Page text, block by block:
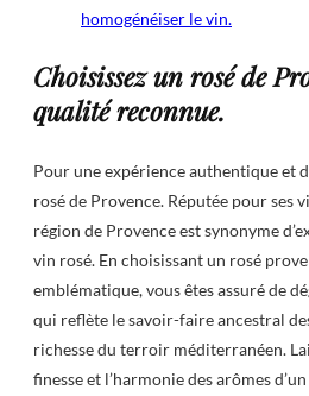
homogénéiser le vin.
Choisissez un rosé de
qualité reconnue.
Pour une expérience authentique et
rosé de Provence. Réputée pour ses
région de Provence est synonyme
vin rosé. En choisissant un rosé
emblématique, vous êtes assuré de
qui reflète le savoir-faire ancestral
richesse du terroir méditerranéen.
finesse et l’harmonie des arômes